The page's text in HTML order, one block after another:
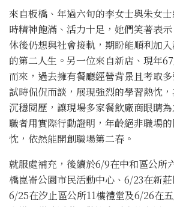
來自板橋、年過六旬的李女士與朱女
時精神飽滿、活力十足，她們笑著表
休後仍想與社會接軌，期盼能順利加
的第二人生。另一位來自新店、現年
而來，過去擁有餐廳經營背景且考取
試時侃侃而談，展現強烈的學習熱忱
沉穩閱歷，讓現場多家餐飲廠商眼睛
職者用實際行動證明，年齡絕非職場
忱，依然能開創職場第二春。
就服處補充，後續於6/9在中和區公所
橋崑崙公園市民活動中心、6/23在新莊
6/25在汐止區公所11樓禮堂及6/26在